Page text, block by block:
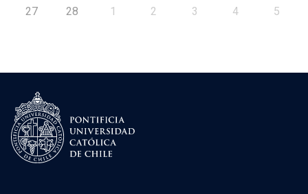
27 28 1 2 3 4 5